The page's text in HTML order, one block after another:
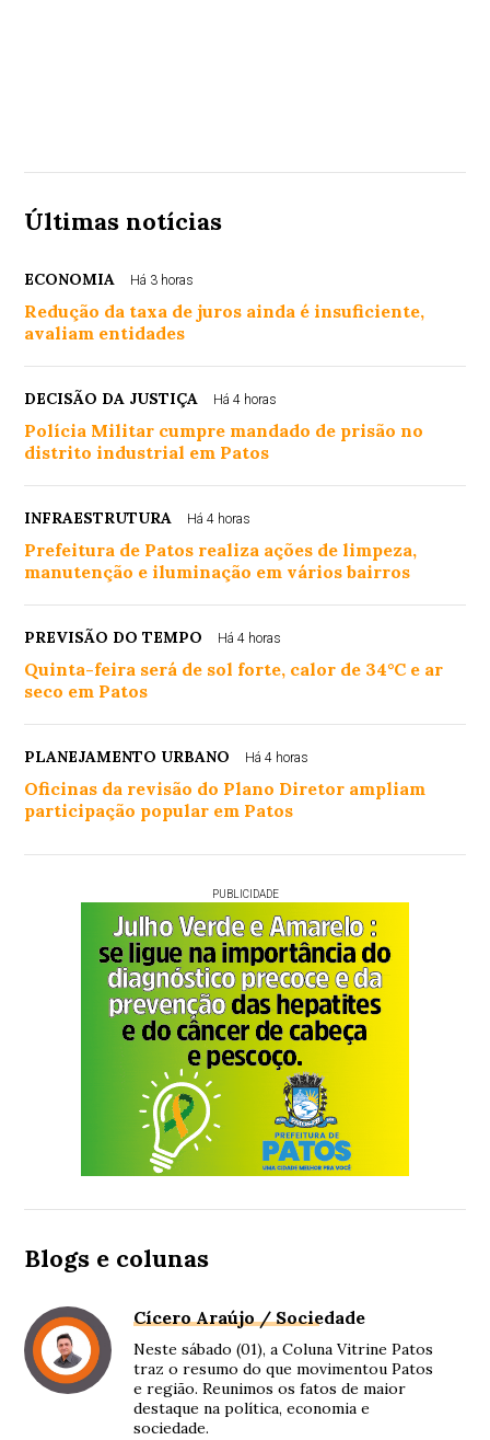
Últimas notícias
ECONOMIA Há 3 horas
Redução da taxa de juros ainda é insuficiente,
avaliam entidades
DECISÃO DA JUSTIÇA Há 4 horas
Polícia Militar cumpre mandado de prisão no
distrito industrial em Patos
INFRAESTRUTURA Há 4 horas
Prefeitura de Patos realiza ações de limpeza,
manutenção e iluminação em vários bairros
PREVISÃO DO TEMPO Há 4 horas
Quinta-feira será de sol forte, calor de 34°C e ar
seco em Patos
PLANEJAMENTO URBANO Há 4 horas
Oficinas da revisão do Plano Diretor ampliam
participação popular em Patos
PUBLICIDADE
Blogs e colunas
Cícero Araújo / Sociedade
Neste sábado (01), a Coluna Vitrine Patos
traz o resumo do que movimentou Patos
e região. Reunimos os fatos de maior
destaque na política, economia e
sociedade.